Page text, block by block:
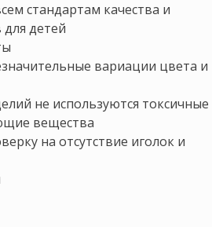
стандартам качества и
детей
вариации цвета и
не используются токсичные
вещества
на отсутствие иголок и